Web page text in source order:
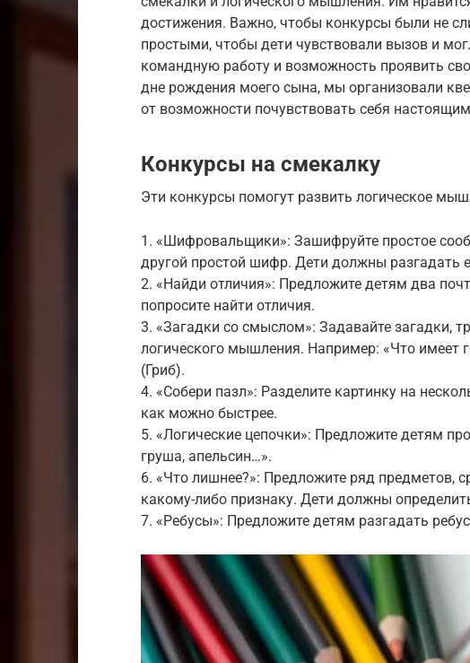
достижения. Важно, чтобы конкурсы были не
простыми, чтобы дети чувствовали вызов и
командную работу и возможность проявить
дне рождения моего сына, мы организовали
от возможности почувствовать себя
Конкурсы на смекалку
Эти конкурсы помогут развить логическое
1. «Шифровальщики»: Зашифруйте простое
другой простой шифр. Дети должны разгадать
2. «Найди отличия»: Предложите детям два
попросите найти отличия.
3. «Загадки со смыслом»: Задавайте загадки,
логического мышления. Например: «Что имеет
(Гриб).
4. «Собери пазл»: Разделите картинку на
как можно быстрее.
5. «Логические цепочки»: Предложите детям
груша, апельсин…».
6. «Что лишнее?»: Предложите ряд предметов,
какому-либо признаку. Дети должны
7. «Ребусы»: Предложите детям разгадать